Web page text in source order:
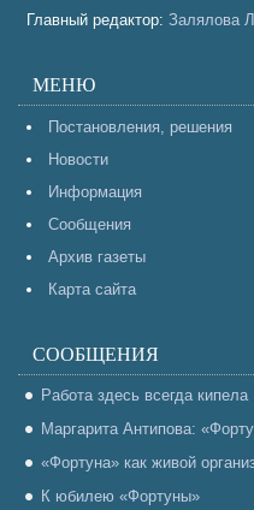
Главный редактор: Залялова
МЕНЮ
Постановления, решения
Новости
Информация
Сообщения
Архив газеты
Карта сайта
СООБЩЕНИЯ
Работа здесь всегда кипела
Маргарита Антипова:
«Фортуна» как живой
К юбилею «Фортуны»